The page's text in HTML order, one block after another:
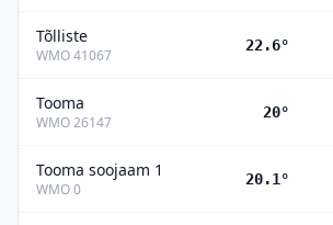
Tõlliste
WMO41067
22.6°
Tooma
WMO26147
20°
Tooma soojaam 1
WMO0
20.1°